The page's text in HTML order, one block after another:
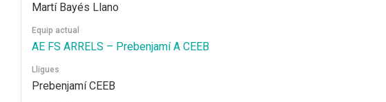
Martí Bayés Llano
Equip actual
AE FS ARRELS – Prebenjamí A CEEB
Lligues
Prebenjamí CEEB